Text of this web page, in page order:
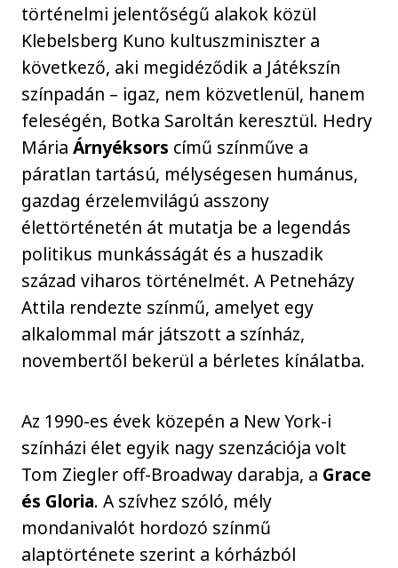
történelmi jelentőségű alakok közül
Klebelsberg Kuno kultuszminiszter a
következő, aki megidéződik a Játékszín
színpadán – igaz, nem közvetlenül, hanem
feleségén, Botka Saroltán keresztül. Hedry
MáriaÁrnyéksors című színműve a
páratlan tartású, mélységesen humánus,
gazdag érzelemvilágú asszony
élettörténetén át mutatja be a legendás
politikus munkásságát és a huszadik
század viharos történelmét. A Petneházy
Attila rendezte színmű, amelyet egy
alkalommal már játszott a színház,
novembertől bekerül a bérletes kínálatba.
Az 1990-es évek közepén a New York-i
színházi élet egyik nagy szenzációja volt
Tom Ziegler off-Broadway darabja, a Grace
és Gloria. A szívhez szóló, mély
mondanivalót hordozó színmű
alaptörténete szerint a kórházból